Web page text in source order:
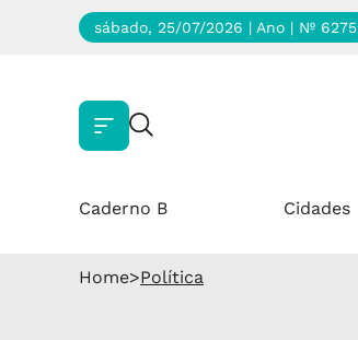
sábado, 25/07/2026 | Ano | Nº 6275
Caderno B Cidades
Home>Política